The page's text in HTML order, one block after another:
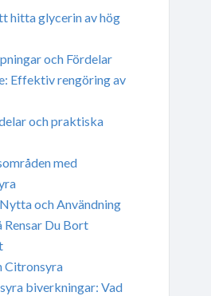
hitta glycerin av hög
och Fördelar
Effektiv rengöring av
och praktiska
med
och Användning
Rensar Du Bort
Citronsyra
biverkningar: Vad